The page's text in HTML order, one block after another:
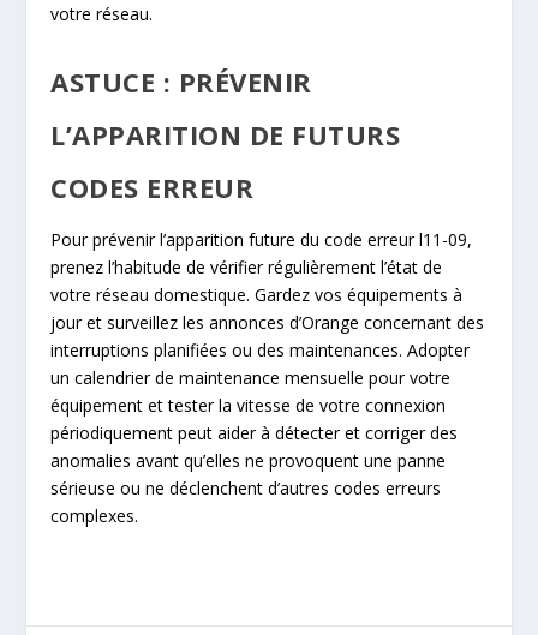
votre réseau.
ASTUCE : PRÉVENIR
L’APPARITION DE FUTURS
CODES ERREUR
Pour prévenir l’apparition future du code erreur l11-09,
prenez l’habitude de vérifier régulièrement l’état de
votre réseau domestique. Gardez vos équipements à
jour et surveillez les annonces d’Orange concernant des
interruptions planifiées ou des maintenances. Adopter
un calendrier de maintenance mensuelle pour votre
équipement et tester la vitesse de votre connexion
périodiquement peut aider à détecter et corriger des
anomalies avant qu’elles ne provoquent une panne
sérieuse ou ne déclenchent d’autres codes erreurs
complexes.